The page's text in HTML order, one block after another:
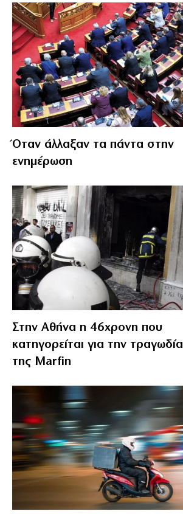
Όταν άλλαξαν τα πάντα στην
ενημέρωση
Στην Αθήνα η 46χρονη που
κατηγορείται για την τραγωδία
της Marfin